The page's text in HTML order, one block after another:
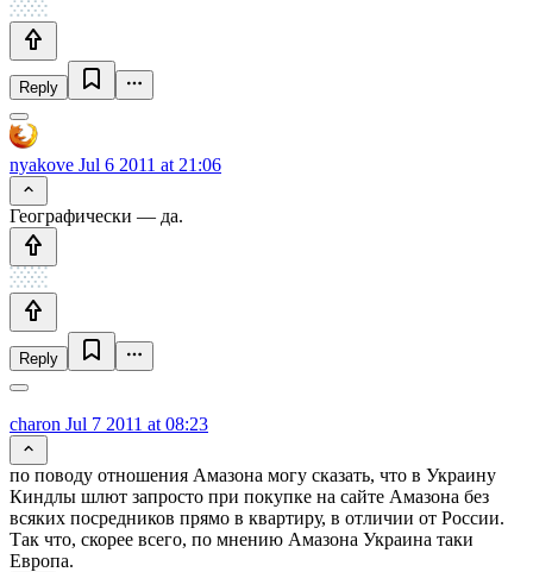
Reply
nyakove Jul 6 2011 at 21:06
Географически — да.
Reply
charon Jul 7 2011 at 08:23
по поводу отношения Амазона могу сказать, что в Украину
Киндлы шлют запросто при покупке на сайте Амазона без
всяких посредников прямо в квартиру, в отличии от России.
Так что, скорее всего, по мнению Амазона Украина таки
Европа.